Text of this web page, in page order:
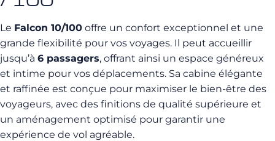
Le Falcon 10/100 offre un confort exceptionnel et une
grande flexibilité pour vos voyages. Il peut accueillir
jusqu’à 6 passagers, offrant ainsi un espace généreux
et intime pour vos déplacements. Sa cabine élégante
et raffinée est conçue pour maximiser le bien-être des
voyageurs, avec des finitions de qualité supérieure et
un aménagement optimisé pour garantir une
expérience de vol agréable.